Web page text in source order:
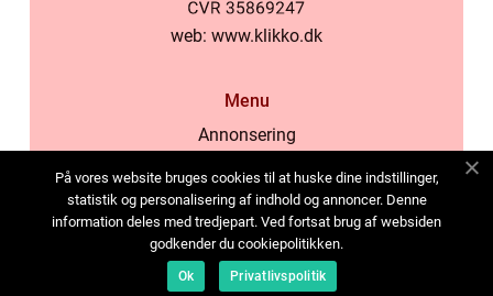
web: www.klikko.dk
Menu
Annonsering
Cookies
Kontakta oss
Sitemap
På vores website bruges cookies til at huske dine indstillinger,
statistik og personalisering af indhold og annoncer. Denne
information deles med tredjepart. Ved fortsat brug af websiden
godkender du cookiepolitikken.
Ok Privatlivspolitik